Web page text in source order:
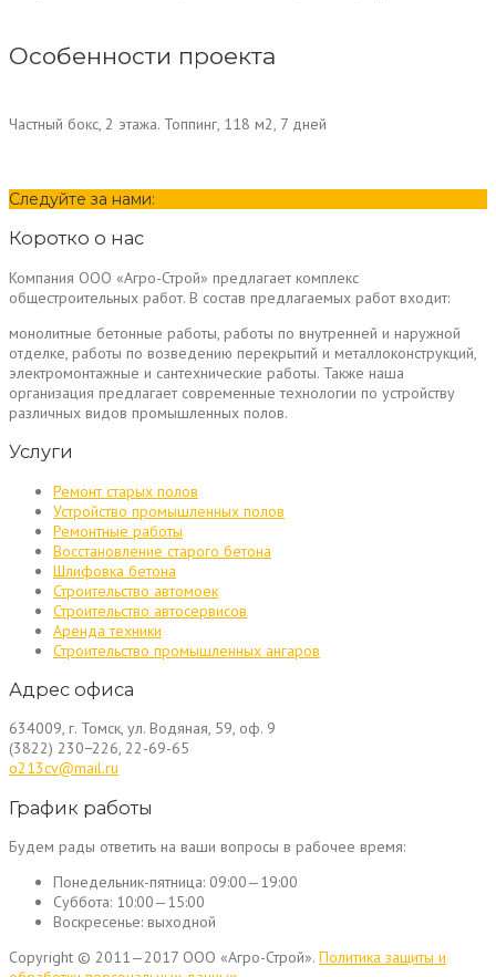
Особенности проекта
Частный бокс, 2 этажа. Топпинг, 118 м2, 7 дней
Следуйте за нами:
Коротко о нас
Компания ООО «Агро-Строй» предлагает комплекс
общестроительных работ. В состав предлагаемых работ входит:
монолитные бетонные работы, работы по внутренней и наружной
отделке, работы по возведению перекрытий и металлоконструкций,
электромонтажные и сантехнические работы. Также наша
организация предлагает современные технологии по устройству
различных видов промышленных полов.
Услуги
Ремонт старых полов
Устройство промышленных полов
Ремонтные работы
Восстановление старого бетона
Шлифовка бетона
Строительство автомоек
Строительство автосервисов
Аренда техники
Строительство промышленных ангаров
Адрес офиса
634009, г. Томск, ул. Водяная, 59, оф. 9
(3822) 230−226, 22-69-65
o213cv@mail.ru
График работы
Будем рады ответить на ваши вопросы в рабочее время:
Понедельник-пятница: 09:00—19:00
Суббота: 10:00—15:00
Воскресенье: выходной
Copyright © 2011—2017 ООО «Агро-Строй». Политика защиты и